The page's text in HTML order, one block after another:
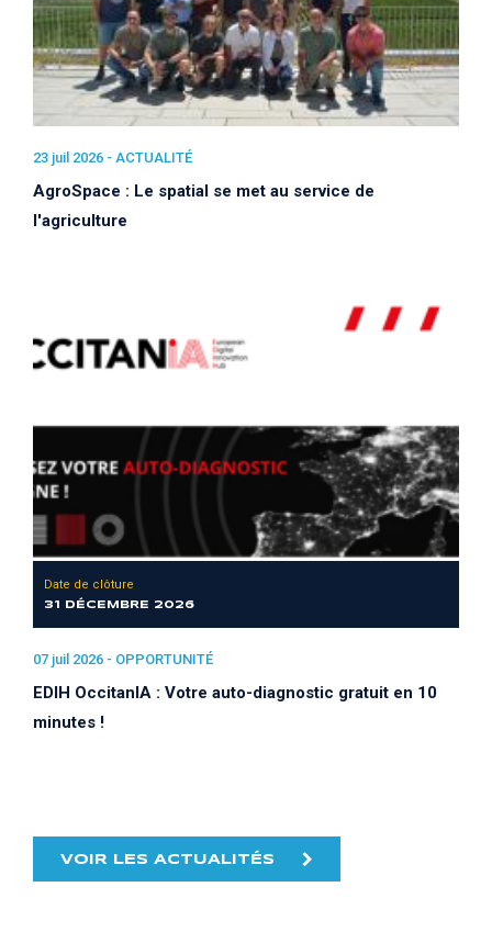
23 juil 2026 - ACTUALITÉ
AgroSpace : Le spatial se met au service de
l'agriculture
Date de clôture
31 DÉCEMBRE 2026
07 juil 2026 - OPPORTUNITÉ
EDIH OccitanIA : Votre auto-diagnostic gratuit en 10
minutes !
VOIR LES ACTUALITÉS